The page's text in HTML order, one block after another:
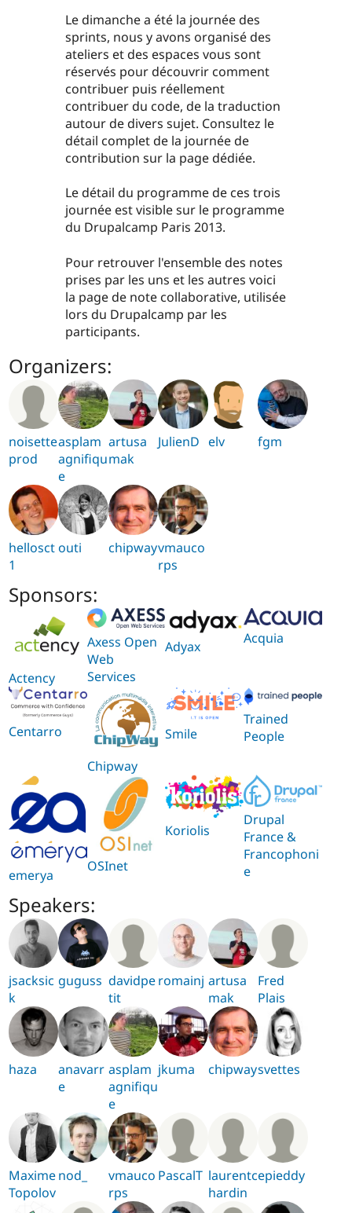
Le dimanche a été la journée des
sprints, nous y avons organisé des
ateliers et des espaces vous sont
réservés pour découvrir comment
contribuer puis réellement
contribuer du code, de la traduction
autour de divers sujet. Consultez le
détail complet de la journée de
contribution sur la page dédiée.
Le détail du programme de ces trois
journée est visible sur le programme
du Drupalcamp Paris 2013.
Pour retrouver l'ensemble des notes
prises par les uns et les autres voici
la page de note collaborative, utilisée
lors du Drupalcamp par les
participants.
Organizers:
noisette
prod
asplam
agnifiqu
e
artusa
mak
JulienD elv fgm
hellosct
1
outi chipwayvmauco
rps
Sponsors:
Actency
Axess Open
Web
Services
Adyax
Acquia
Centarro
Chipway
Smile
Trained
People
emerya
OSInet
Koriolis
Drupal
France &
Francophoni
e
Speakers:
jsacksic
k
guguss davidpe
tit
romainj artusa
mak
Fred
Plais
haza
anavarr
e
asplam
agnifiqu
e
jkuma chipwaysvettes
Maxime
Topolov
nod_
vmauco
rps
PascalT laurentc
hardin
epieddy